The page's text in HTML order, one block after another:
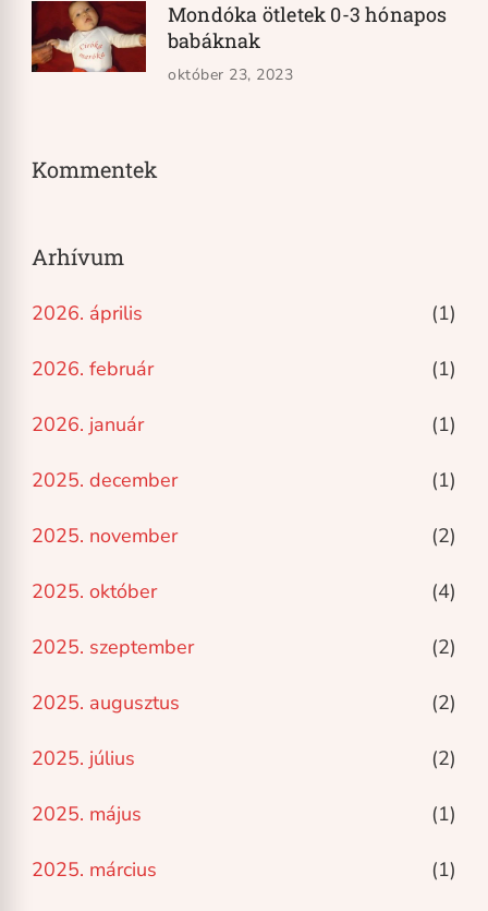
Mondóka ötletek 0-3 hónapos
babáknak
október 23, 2023
Kommentek
Arhívum
2026. április (1)
2026. február (1)
2026. január (1)
2025. december (1)
2025. november (2)
2025. október (4)
2025. szeptember (2)
2025. augusztus (2)
2025. július (2)
2025. május (1)
2025. március (1)